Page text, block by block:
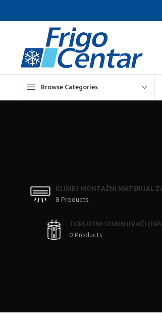
Browse Categories
KLIME I MONTAŽNI MATERIJAL
8 Products
TOPLOTNI IZMENJIVAČI
0 Products